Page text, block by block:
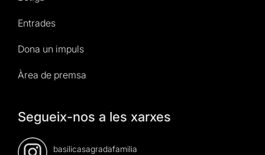
Entrades
Dona un impuls
Àrea de premsa
Segueix-nos a les xarxes
basilicasagradafamilia